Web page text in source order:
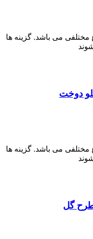
مختلفی می باشد. گزینه ها
مختلفی می باشد. گزینه ها